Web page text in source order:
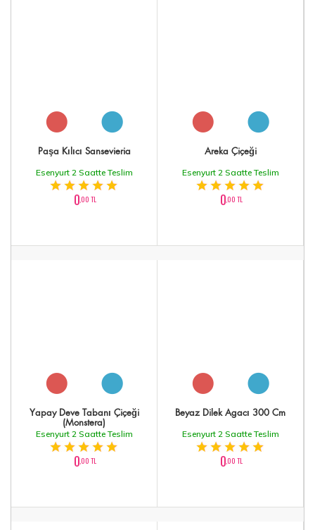
Paşa Kılıcı Sansevieria
Esenyurt 2 Saatte Teslim
0,00 TL
Areka Çiçeği
Esenyurt 2 Saatte Teslim
0,00 TL
Yapay Deve Tabanı Çiçeği
(Monstera)
Esenyurt 2 Saatte Teslim
0,00 TL
Beyaz Dilek Agacı 300 Cm
Esenyurt 2 Saatte Teslim
0,00 TL